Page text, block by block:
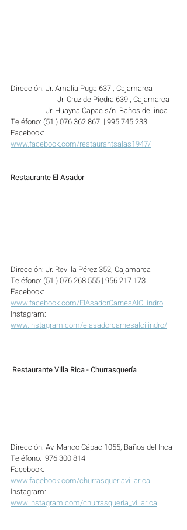
Dirección: Jr. Amalia Puga 637 , Cajamarca
		Jr. Cruz de Piedra 639 , Cajamarca
                    Jr. Huayna Capac s/n. Baños del inca
Teléfono: (51 ) 076 362 867  | 995 745 233
Facebook:
www.facebook.com/restaurantsalas1947/
Restaurante El Asador
Dirección: Jr. Revilla Pérez 352, Cajamarca
Teléfono: (51 ) 076 268 555 | 956 217 173
Facebook:
www.facebook.com/ElAsadorCarnesAlCilindro
Instagram:
www.instagram.com/elasadorcarnesalcilindro/
Restaurante Villa Rica - Churrasquería
Dirección: Av. Manco Cápac 1055, Baños del Inca
Teléfono:  976 300 814
Facebook:
www.facebook.com/churrasqueriavillarica
Instagram:
www.instagram.com/churrasqueria_villarica